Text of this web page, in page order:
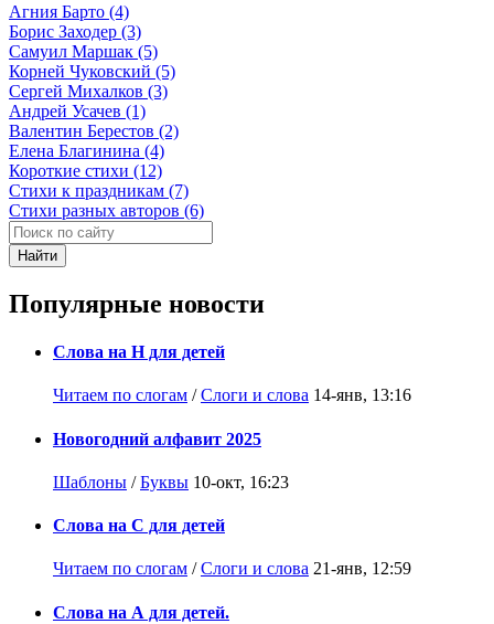
Агния Барто (4)
Борис Заходер (3)
Самуил Маршак (5)
Корней Чуковский (5)
Сергей Михалков (3)
Андрей Усачев (1)
Валентин Берестов (2)
Елена Благинина (4)
Короткие стихи (12)
Стихи к праздникам (7)
Стихи разных авторов (6)
Найти
Популярные новости
Слова на Н для детей
Читаем по слогам /Слоги и слова 14-янв, 13:16
Новогодний алфавит 2025
Шаблоны /Буквы 10-окт, 16:23
Слова на С для детей
Читаем по слогам /Слоги и слова 21-янв, 12:59
Слова на А для детей.